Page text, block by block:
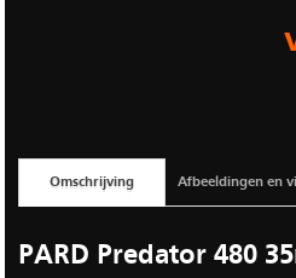
Omschrijving Afbeeldingen en
PARD Predator 480